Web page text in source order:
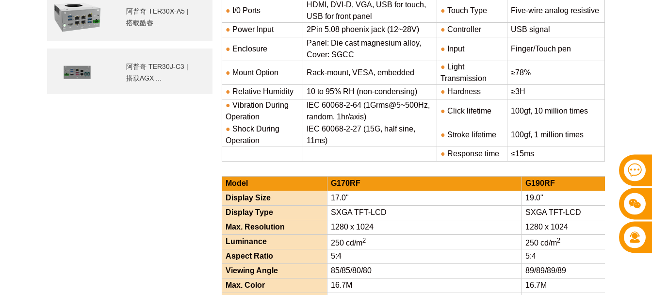
阿普奇 TER30X-A5 |
搭载酷睿...
阿普奇 TER30J-C3 |
搭载AGX ...
● I/0 Ports
HDMI, DVI-D, VGA, USB for touch,
USB for front panel
● Touch Type Five-wire analog resistive
● Power Input 2Pin 5.08 phoenix jack (12~28V) ● Controller USB signal
● Enclosure
Panel: Die cast magnesium alloy,
Cover: SGCC
● Input Finger/Touch pen
● Mount Option Rack-mount, VESA, embedded
● Light
Transmission
≥78%
● Relative Humidity 10 to 95% RH (non-condensing) ● Hardness
≥3H
● Vibration During
Operation
IEC 60068-2-64 (1Grms@5~500Hz,
random, 1hr/axis)
● Click lifetime 100gf, 10 million times
● Shock During
Operation
IEC 60068-2-27 (15G, half sine,
11ms)
● Stroke lifetime 100gf, 1 million times
● Response time ≤15ms
Model G170RF
G190RF
Display Size
17.0"
19.0"
Display Type
SXGA TFT-LCD
SXGA TFT-LCD
Max. Resolution
1280 x 1024
1280 x 1024
Luminance
250 cd/m2 250 cd/m2
Aspect Ratio 5:4
5:4
Viewing Angle
85/85/80/80
89/89/89/89
Max. Color
16.7M
16.7M